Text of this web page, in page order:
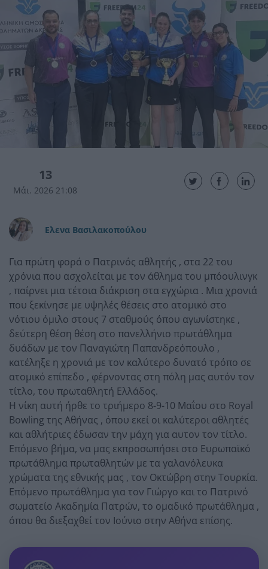
13
Μάι. 2026 21:08
Ελενα Βασιλακοπούλου
Για πρώτη φορά ο Πατρινός αθλητής , στα 22 του
χρόνια που ασχολείται με τον άθλημα του μπόουλινγκ
, παίρνει μια τέτοια διάκριση στα εγχώρια . Μια χρονιά
που ξεκίνησε με υψηλές θέσεις στο ατομικό στο
νότιου όμιλο στους 7 σταθμούς όπου αγωνίστηκε ,
δεύτερη θέση θέση στο πανελλήνιο πρωτάθλημα
δυάδων με τον Παναγιώτη Παπανδρεόπουλο ,
κατέληξε η χρονιά με τον καλύτερο δυνατό τρόπο σε
ατομικό επίπεδο , φέρνοντας στη πόλη μας αυτόν τον
τίτλο, του πρωταθλητή Ελλάδος.
Η νίκη αυτή ήρθε το τριήμερο 8-9-10 Μαΐου στο Royal
Bowling της Αθήνας , όπου εκεί οι καλύτεροι αθλητές
και αθλήτριες έδωσαν την μάχη για αυτον τον τίτλο.
Επόμενο βήμα, να μας εκπροσωπήσει στο Ευρωπαϊκό
πρωτάθλημα πρωταθλητών με τα γαλανόλευκα
χρώματα της εθνικής μας , τον Οκτώβρη στην Τουρκία.
Επόμενο πρωτάθλημα για τον Γιώργο και το Πατρινό
σωματείο Ακαδημία Πατρών, το ομαδικό πρωτάθλημα ,
όπου θα διεξαχθεί τον Ιούνιο στην Αθήνα επίσης.